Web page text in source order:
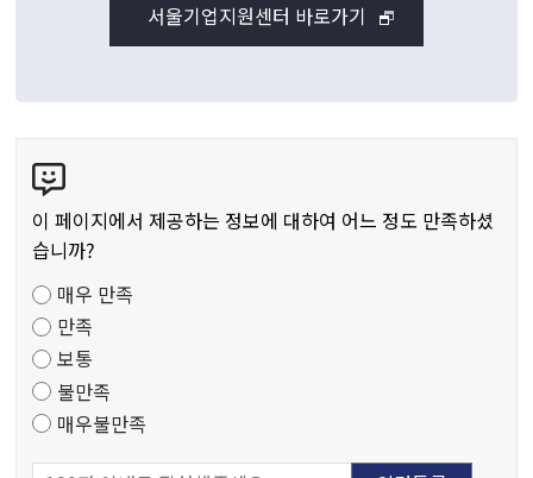
서울기업지원센터 바로가기
텐
츠
만
도
조
사
이 페이지에서 제공하는 정보에 대하여 어느 정도 만족하셨
습니까?
매우 만족
만족
보통
불만족
매우불만족